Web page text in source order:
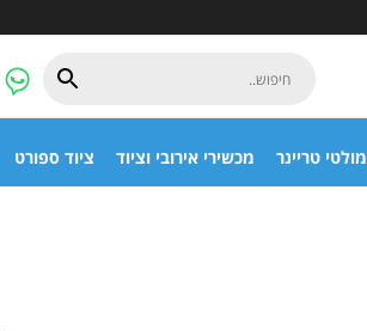
מולטי טריינר מכשירי אירובי וציוד ציוד ספורט